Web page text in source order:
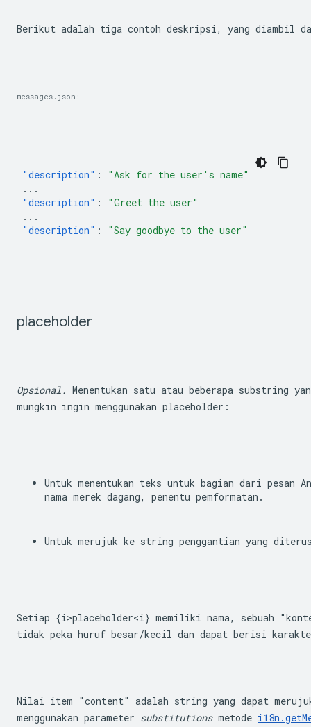
Berikut adalah tiga contoh deskripsi, yang diambil
messages.json:
"description" :
"Ask for the user's name"
...
"description" :
"Greet the user"
...
"description" : "Say goodbye to the user"
placeholder
Opsional. Menentukan satu atau beberapa substring
mungkin ingin menggunakan placeholder:
Untuk menentukan teks untuk bagian dari pesan
nama merek dagang, penentu pemformatan.
Untuk merujuk ke string penggantian yang
Setiap {i>placeholder<i} memiliki nama, sebuah
tidak peka huruf besar/kecil dan dapat berisi
Nilai item "content" adalah string yang dapat
menggunakan parameter substitutions metode